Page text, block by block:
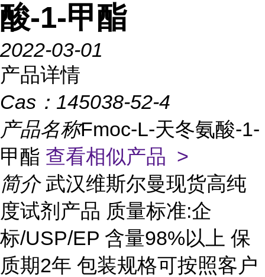
酸-1-甲酯
2022-03-01
产品详情
Cas： 145038-52-4
产品名称Fmoc-L-天冬氨酸-1-
甲酯 查看相似产品 >
简介 武汉维斯尔曼现货高纯
度试剂产品 质量标准:企
标/USP/EP 含量98%以上 保
质期2年 包装规格可按照客户